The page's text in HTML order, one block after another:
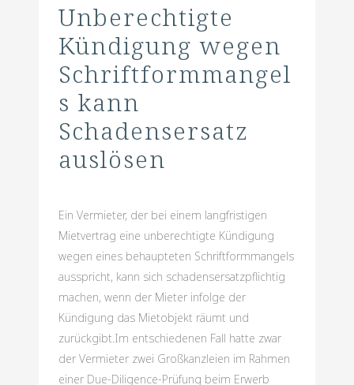
Unberechtigte
Kündigung wegen
Schriftformmangel
s kann
Schadensersatz
auslösen
Ein Vermieter, der bei einem langfristigen
Mietvertrag eine unberechtigte Kündigung
wegen eines behaupteten Schriftformmangels
ausspricht, kann sich schadensersatzpflichtig
machen, wenn der Mieter infolge der
Kündigung das Mietobjekt räumt und
zurückgibt.Im entschiedenen Fall hatte zwar
der Vermieter zwei Großkanzleien im Rahmen
einer Due-Diligence-Prüfung beim Erwerb